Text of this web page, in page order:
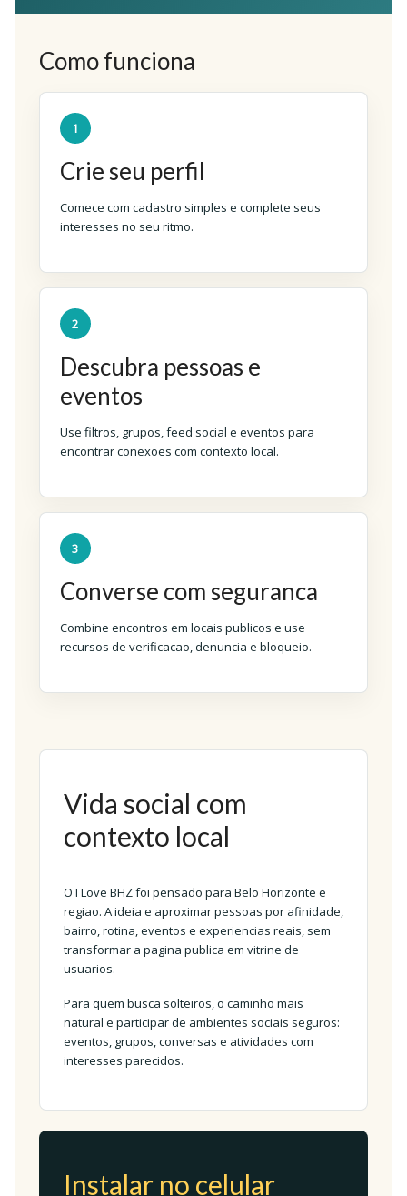
Como funciona
1
Crie seu perfil
Comece com cadastro simples e complete seus
interesses no seu ritmo.
2
Descubra pessoas e
eventos
Use filtros, grupos, feed social e eventos para
encontrar conexoes com contexto local.
3
Converse com seguranca
Combine encontros em locais publicos e use
recursos de verificacao, denuncia e bloqueio.
Vida social com
contexto local
O I Love BHZ foi pensado para Belo Horizonte e
regiao. A ideia e aproximar pessoas por afinidade,
bairro, rotina, eventos e experiencias reais, sem
transformar a pagina publica em vitrine de
usuarios.
Para quem busca solteiros, o caminho mais
natural e participar de ambientes sociais seguros:
eventos, grupos, conversas e atividades com
interesses parecidos.
Instalar no celular